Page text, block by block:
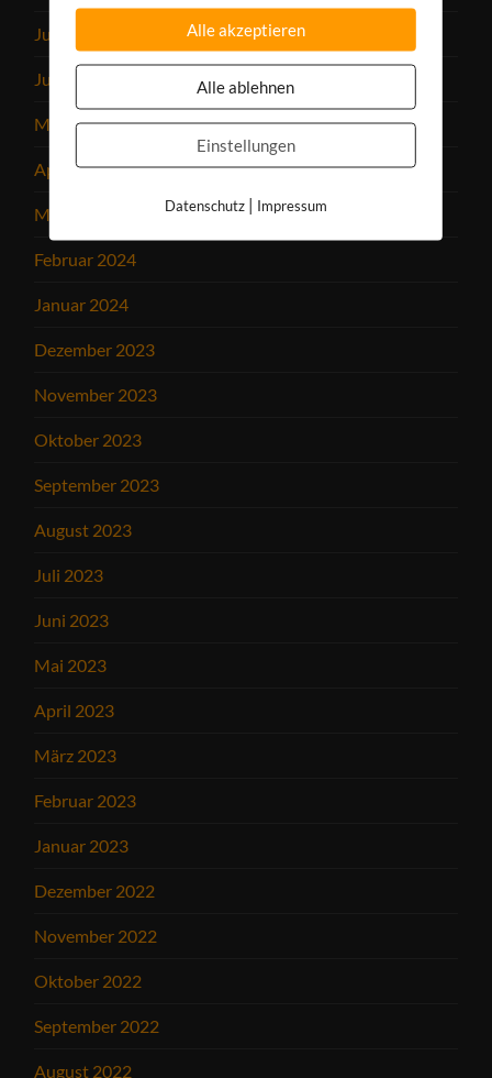
Juli 2024
Juni 2024
Mai 2024
April 2024
März 2024
Februar 2024
Januar 2024
Dezember 2023
November 2023
Oktober 2023
September 2023
August 2023
Juli 2023
Juni 2023
Mai 2023
April 2023
März 2023
Februar 2023
Januar 2023
Dezember 2022
November 2022
Oktober 2022
September 2022
August 2022
Alle akzeptieren
Alle ablehnen
Einstellungen
Datenschutz| Impressum